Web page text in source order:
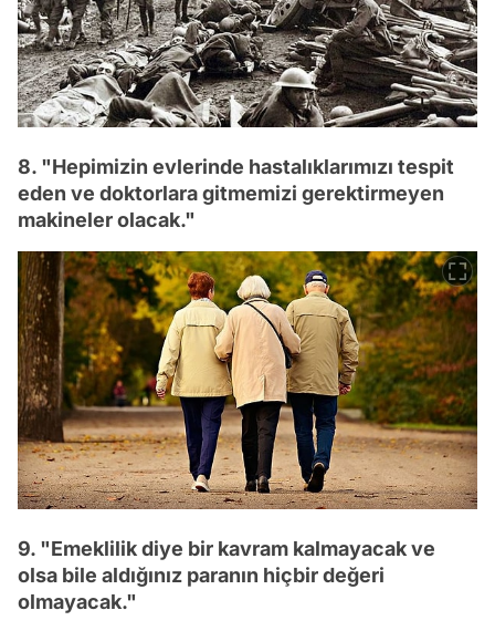
8. "Hepimizin evlerinde hastalıklarımızı tespit
eden ve doktorlara gitmemizi gerektirmeyen
makineler olacak."
9. "Emeklilik diye bir kavram kalmayacak ve
olsa bile aldığınız paranın hiçbir değeri
olmayacak."